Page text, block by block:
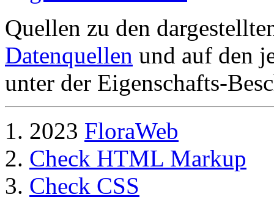
Quellen zu den
Datenquellen und auf den
unter der Eigenschafts-
2023 FloraWeb
Check HTML Markup
Check CSS